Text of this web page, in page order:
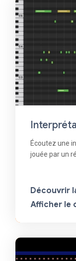
Écoutez une
jouée par un
Découvrir
Afficher le